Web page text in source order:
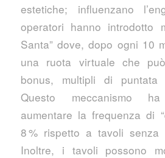
estetiche; influenzano
operatori hanno introdotto
Santa” dove, dopo ogni 10
una ruota virtuale che
bonus, multipli di puntata
Questo meccanismo
aumentare la frequenza di
8 % rispetto a tavoli senza
Inoltre, i tavoli possono